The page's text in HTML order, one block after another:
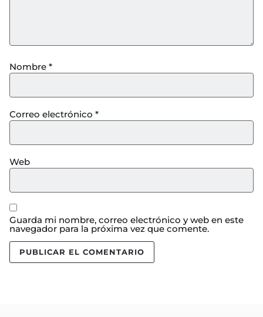
Nombre *
Correo electrónico *
Web
Guarda mi nombre, correo electrónico y web en este
navegador para la próxima vez que comente.